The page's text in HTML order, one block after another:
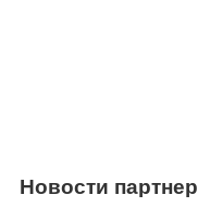
Новости